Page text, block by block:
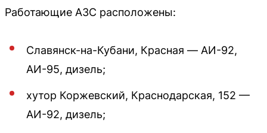
Работающие АЗС расположены:
Славянск-на-Кубани, Красная — АИ-92,
АИ-95, дизель;
хутор Коржевский, Краснодарская, 152 —
АИ-92, дизель;